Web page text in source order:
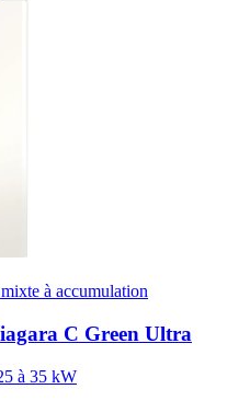
à accumulation
C Green Ultra
à 35 kW